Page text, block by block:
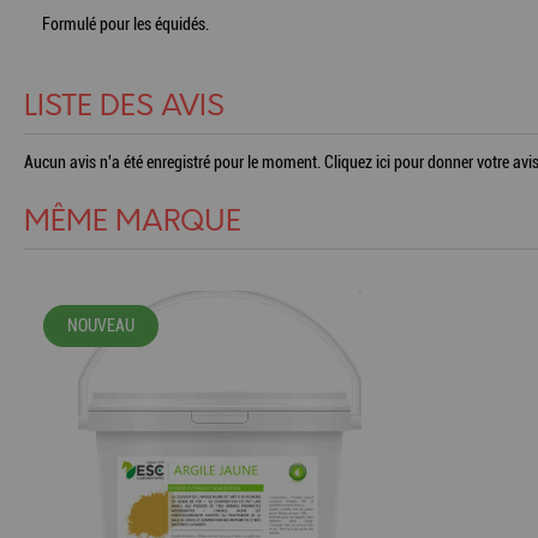
Formulé pour les équidés.
LISTE DES AVIS
Aucun avis n'a été enregistré pour le moment.Cliquez ici pour donner votre
MÊME MARQUE
NOUVEAU